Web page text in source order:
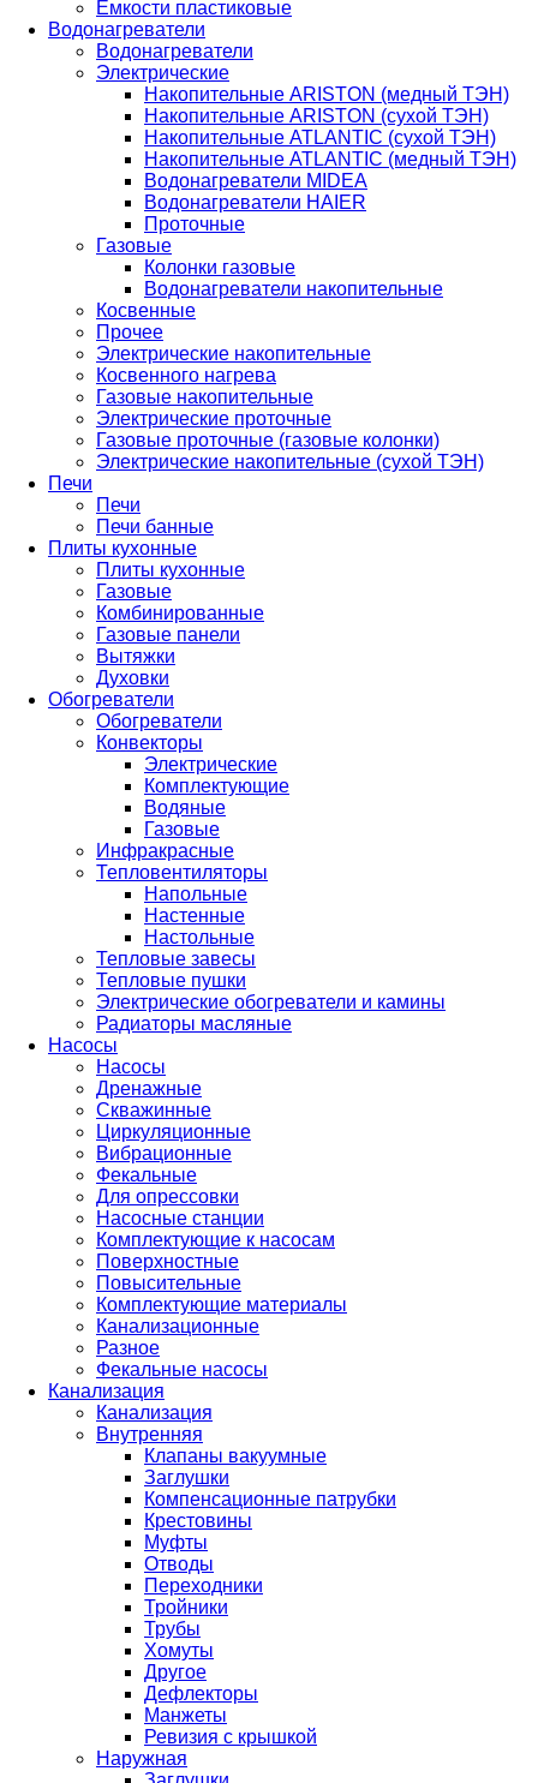
Ёмкости пластиковые
Водонагреватели
Водонагреватели
Электрические
Накопительные ARISTON (медный ТЭН)
Накопительные ARISTON (сухой ТЭН)
Накопительные ATLANTIC (сухой ТЭН)
Накопительные ATLANTIC (медный ТЭН)
Водонагреватели MIDEA
Водонагреватели HAIER
Проточные
Газовые
Колонки газовые
Водонагреватели накопительные
Косвенные
Прочее
Электрические накопительные
Косвенного нагрева
Газовые накопительные
Электрические проточные
Газовые проточные (газовые колонки)
Электрические накопительные (сухой ТЭН)
Печи
Печи
Печи банные
Плиты кухонные
Плиты кухонные
Газовые
Комбинированные
Газовые панели
Вытяжки
Духовки
Обогреватели
Обогреватели
Конвекторы
Электрические
Комплектующие
Водяные
Газовые
Инфракрасные
Тепловентиляторы
Напольные
Настенные
Настольные
Тепловые завесы
Тепловые пушки
Электрические обогреватели и камины
Радиаторы масляные
Насосы
Насосы
Дренажные
Скважинные
Циркуляционные
Вибрационные
Фекальные
Для опрессовки
Насосные станции
Комплектующие к насосам
Поверхностные
Повысительные
Комплектующие материалы
Канализационные
Разное
Фекальные насосы
Канализация
Канализация
Внутренняя
Клапаны вакуумные
Заглушки
Компенсационные патрубки
Крестовины
Муфты
Отводы
Переходники
Тройники
Трубы
Хомуты
Другое
Дефлекторы
Манжеты
Ревизия с крышкой
Наружная